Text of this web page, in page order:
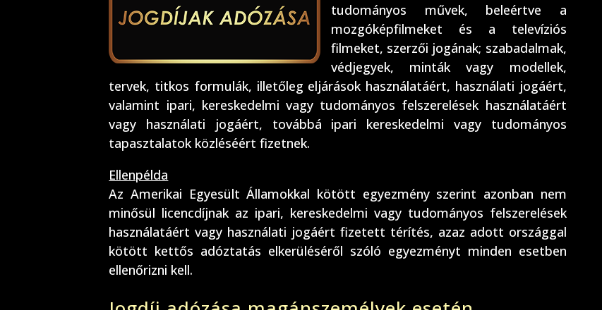
tudományos művek, beleértve a
mozgóképfilmeket és a televíziós
filmeket, szerzői jogának; szabadalmak,
védjegyek, minták vagy modellek,
tervek, titkos formulák, illetőleg eljárások használatáért, használati jogáért,
valamint ipari, kereskedelmi vagy tudományos felszerelések használatáért
vagy használati jogáért, továbbá ipari kereskedelmi vagy tudományos
tapasztalatok közléséért fizetnek.
Ellenpélda
Az Amerikai Egyesült Államokkal kötött egyezmény szerint azonban nem
minősül licencdíjnak az ipari, kereskedelmi vagy tudományos felszerelések
használatáért vagy használati jogáért fizetett térítés, azaz adott országgal
kötött kettős adóztatás elkerüléséről szóló egyezményt minden esetben
ellenőrizni kell.